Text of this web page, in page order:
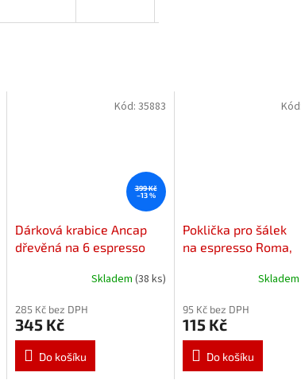
399 Kč
–13 %
Dárková krabice Ancap
dřevěná na 6 espresso
Skladem (38 ks)
285 Kč bez DPH
345 Kč
Do košíku
Kód: 35883
Poklička pro šálek
na espresso Roma,
95 Kč bez DPH
115 Kč
Do košíku
Kód: